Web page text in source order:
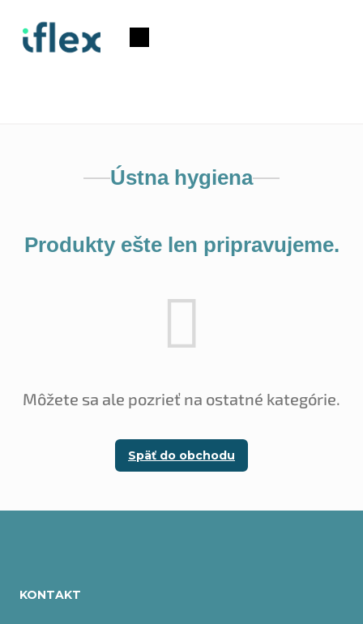
obsah
Nákupný
Ústna hygiena
Produkty ešte len pripravujeme.
Môžete sa ale pozrieť na ostatné kategórie.
Späť do obchodu
KONTAKT